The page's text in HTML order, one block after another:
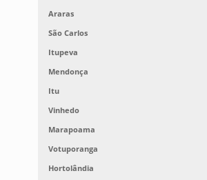
Araras
São Carlos
Itupeva
Mendonça
Itu
Vinhedo
Marapoama
Votuporanga
Hortolândia